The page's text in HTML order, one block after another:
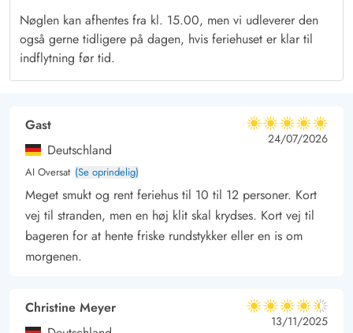
med pre-dinner drinks eller når I har brug for at fortrække ind i
ly for sommerens sol eller efterårets stormvejr.
Vejers Strand - stand og natur samt indkøbsmuligheder
Selvom Vejers er en ret lille badeby ved Vesterhavet, tilbyder
den strandnære beliggenhed - feriehuset på Spurvevej 4 ligger
kun 300 m fra de høje klitter og den brede sandstrand - er der
i Vejers flere indkøbsmuligheder, caféer, restauranter og små
butikker.
Skulle I få lyst til at udforske lokalområdet, er her både
mulighed for at besøge museer og gallerier, tage på vandre-
eller cykelture i den smukke natur. Måske går turen også bare
Man kan ikke parkere direkte ved indgangen til huset. Man skal
gå over en lille klit for at komme til huset.
Nøglen kan afhentes fra kl. 15.00, men vi udleverer den
også gerne tidligere på dagen, hvis feriehuset er klar til
indflytning før tid.
Gast
Deutschland
AI Oversat (Se oprindelig)
5 ud af 5
5 ud af 5
5 out of 5
24/07/2026
Meget smukt og rent feriehus til 10 til 12 personer. Kort
vej til stranden, men en høj klit skal krydses. Kort vej til
bageren for at hente friske rundstykker eller en is om
morgenen.
Christine Meyer
4.5 ud af 5
4.5 ud af 5
4.5 out of 5
13/11/2025